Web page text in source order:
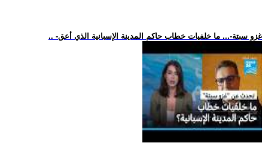
.. -غزو سبتة-... ما خلفيات خطاب حاكم المدينة الإسبانية الذي أعق